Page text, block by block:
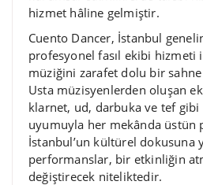
hizmet hâline gelmiştir.
Cuento Dancer, İstanbul
profesyonel fasıl ekibi hizmeti
müziğini zarafet dolu bir
Usta müzisyenlerden oluşan
klarnet, ud, darbuka ve tef gibi
uyumuyla her mekânda üstün
İstanbul’un kültürel dokusuna
performanslar, bir etkinliğin
değiştirecek niteliktedir.